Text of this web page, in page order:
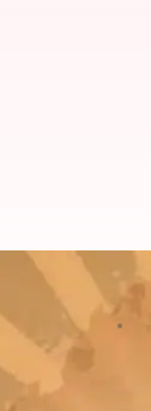
Stalin
ఈ వార్తాకథనం